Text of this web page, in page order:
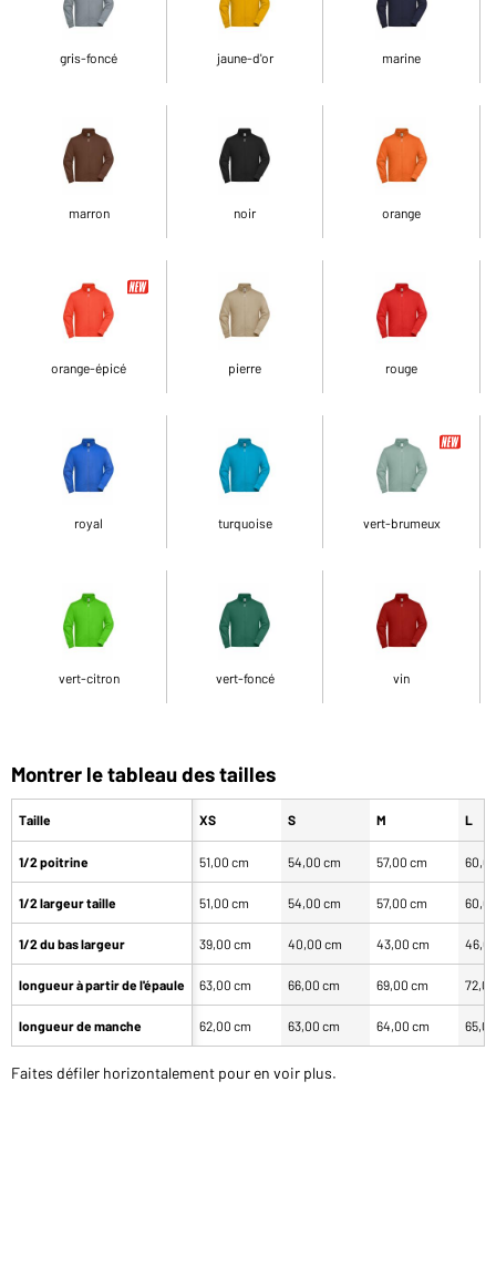
gris-foncé jaune-d'or marine
marron noir orange
orange-épicé pierre rouge
royal turquoise vert-brumeux
vert-citron vert-foncé vin
Montrer le tableau des tailles
Taille
1/2 poitrine
1/2 largeur taille
1/2 du bas largeur
longueur à partir de l'épaule
longueur de manche
XS S M L
51,00 cm 54,00 cm 57,00 cm
51,00 cm 54,00 cm 57,00 cm
39,00 cm 40,00 cm 43,00 cm
63,00 cm 66,00 cm 69,00 cm
62,00 cm 63,00 cm 64,00 cm
Faites défiler horizontalement pour en voir plus.